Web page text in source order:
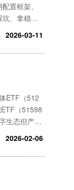
置框架、
、拿稳收
2026-03-11
ETF（512
（51598
生态但产业
2026-02-06